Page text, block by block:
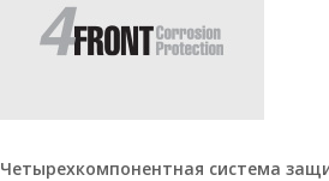
Четырехкомпонентная система